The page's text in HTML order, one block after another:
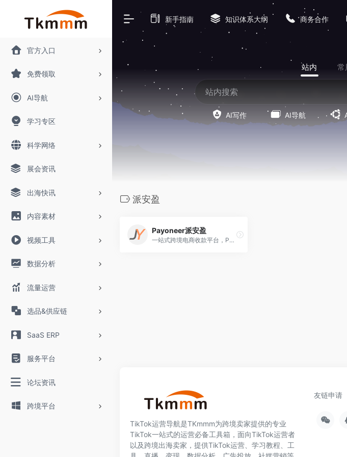
官方入口
免费领取
AI导航
学习专区
科学网络
展会资讯
出海快讯
内容素材
视频工具
数据分析
流量运营
选品&供应链
SaaS ERP
服务平台
论坛资讯
跨境平台
新手指南 知识体系大纲 商务合作
站内 常
AI写作 AI导航
派安盈
Payoneer派安盈
一站式跨境电商收款平台，P卡，早期亚马逊官方推荐的收款平台
TikTok运营导航是TKmmm为跨境卖家提供的专业
TikTok一站式的运营必备工具箱，面向TikTok运营者
以及跨境出海卖家，提供TikTok运营、学习教程、工
友链申请